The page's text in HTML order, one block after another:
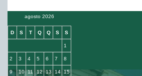
agosto 2026
D S T Q Q S S
1
2 3 4 5 6 7 8
9 10 11 12 13 14 15